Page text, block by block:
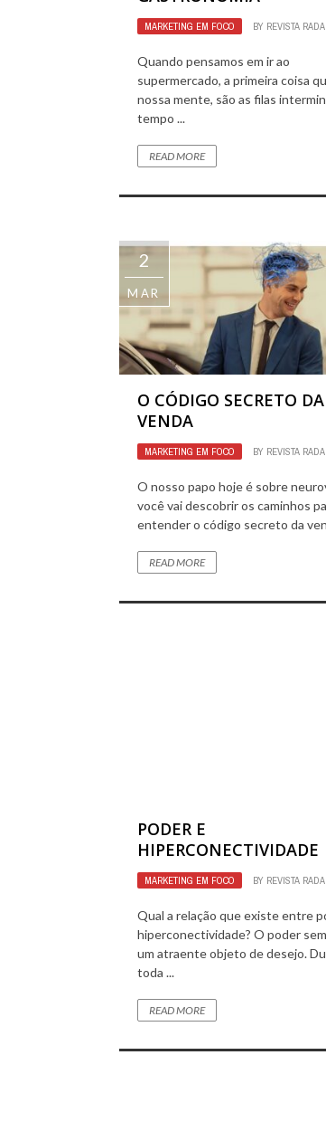
MARKETING EM FOCO BY REVISTA
Quando pensamos em ir ao
supermercado, a primeira coisa
nossa mente, são as filas
tempo ...
READ MORE
2
MAR
O CÓDIGO SECRETO DA
VENDA
MARKETING EM FOCO BY REVISTA
O nosso papo hoje é sobre
você vai descobrir os caminhos
entender o código secreto da
READ MORE
PODER E
HIPERCONECTIVIDADE
MARKETING EM FOCO BY REVISTA
Qual a relação que existe entre
hiperconectividade? O poder
um atraente objeto de desejo.
toda ...
READ MORE